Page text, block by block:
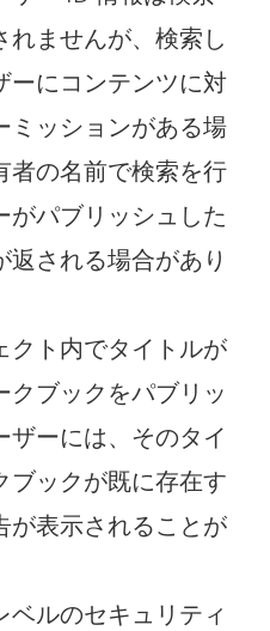
れませんが、検索し
ーにコンテンツに対
ミッションがある場
者の名前で検索を行
がパブリッシュした
返される場合があり
クト内でタイトルが
クブックをパブリッ
ザーには、そのタイ
ブックが既に存在す
が表示されることが
ベルのセキュリティ